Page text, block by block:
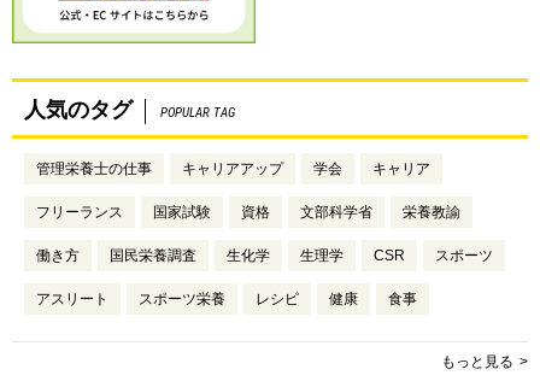
人気のタグ POPULAR TAG
管理栄養士の仕事 キャリアアップ 学会 キャリア
フリーランス 国家試験 資格 文部科学省 栄養教諭
働き方 国民栄養調査 生化学 生理学 CSR スポーツ
アスリート スポーツ栄養 レシピ 健康 食事
もっと見る